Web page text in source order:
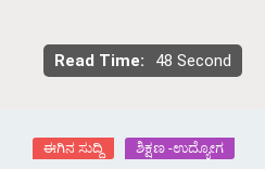
Read Time: 48 Second
ಈಗಿನ ಸುದ್ದಿ ಶಿಕ್ಷಣ -ಉದ್ಯೋಗ